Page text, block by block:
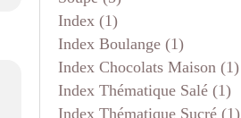
Index (1)
Index Boulange (1)
Index Chocolats Maison (1)
Index Thématique Salé (1)
Index Thématique Sucré (1)